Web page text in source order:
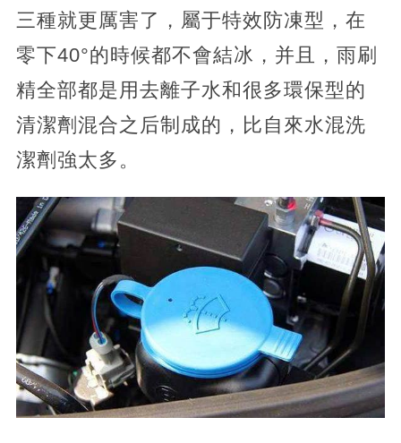
三種就更厲害了，屬于特效防凍型，在
零下40°的時候都不會結冰，并且，雨刷
精全部都是用去離子水和很多環保型的
清潔劑混合之后制成的，比自來水混洗
潔劑強太多。